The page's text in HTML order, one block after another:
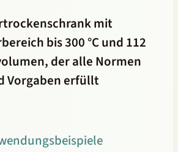
mit
bis 300 °C und 112
der alle Normen
Vorgaben erfüllt